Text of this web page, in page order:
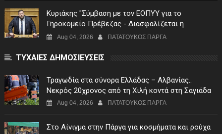
Κυριάκης "Σύμβαση με τον ΕΟΠΥΥ για το
Γηροκομείο Πρέβεζας - Διασφαλίζεται η
χρηματοδότηση της λειτουργίας του"
Aug 04, 2026 ΠΑΤΑΤΟΥΚΟΣ ΠΑΡΓΑ
ΤΥΧΑΙΕΣ ΔΗΜΟΣΙΕΥΣΕΙΣ
Τραγωδία στα σύνορα Ελλάδας – Αλβανίας..
Νεκρός 20χρονος από τη Χιλή κοντά στη Σαγιάδα
Aug 04, 2026 ΠΑΤΑΤΟΥΚΟΣ ΠΑΡΓΑ
Στο Αίνιγμα στην Πάργα για κοσμήματα και ρούχα